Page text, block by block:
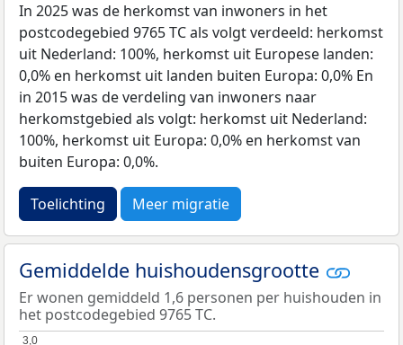
In 2025 was de herkomst van inwoners in het
postcodegebied 9765 TC als volgt verdeeld: herkomst
uit Nederland: 100%, herkomst uit Europese landen:
0,0% en herkomst uit landen buiten Europa: 0,0% En
in 2015 was de verdeling van inwoners naar
herkomstgebied als volgt: herkomst uit Nederland:
100%, herkomst uit Europa: 0,0% en herkomst van
buiten Europa: 0,0%.
Toelichting Meer migratie
Gemiddelde huishoudensgrootte
Er wonen gemiddeld 1,6 personen per huishouden in
het postcodegebied 9765 TC.
3,0
3,0